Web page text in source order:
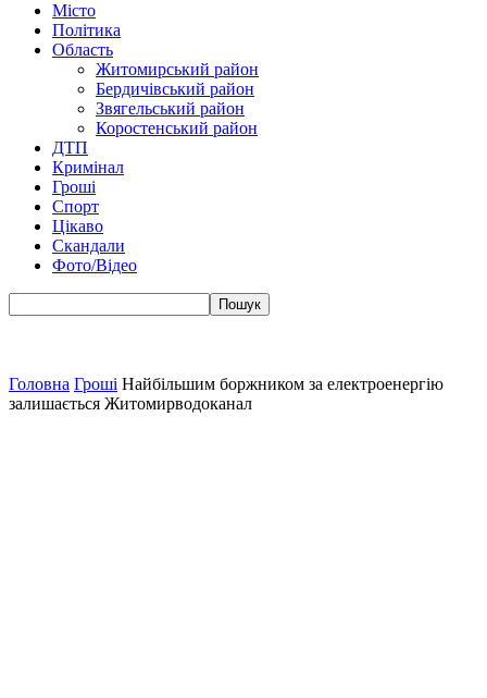
Місто
Політика
Область
Житомирський район
Бердичівський район
Звягельський район
Коростенський район
ДТП
Кримінал
Гроші
Спорт
Цікаво
Скандали
Фото/Відео
Головна Гроші Найбільшим боржником за електроенергію
залишається Житомирводоканал